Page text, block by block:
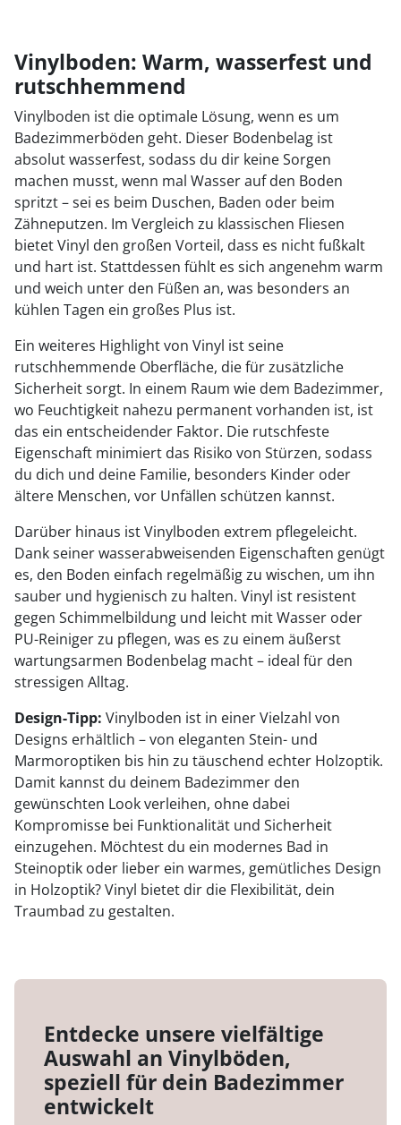
Vinylboden: Warm, wasserfest und
rutschhemmend
Vinylboden ist die optimale Lösung, wenn es um
Badezimmerböden geht. Dieser Bodenbelag ist
absolut wasserfest, sodass du dir keine Sorgen
machen musst, wenn mal Wasser auf den Boden
spritzt – sei es beim Duschen, Baden oder beim
Zähneputzen. Im Vergleich zu klassischen Fliesen
bietet Vinyl den großen Vorteil, dass es nicht fußkalt
und hart ist. Stattdessen fühlt es sich angenehm warm
und weich unter den Füßen an, was besonders an
kühlen Tagen ein großes Plus ist.
Ein weiteres Highlight von Vinyl ist seine
rutschhemmende Oberfläche, die für zusätzliche
Sicherheit sorgt. In einem Raum wie dem Badezimmer,
wo Feuchtigkeit nahezu permanent vorhanden ist, ist
das ein entscheidender Faktor. Die rutschfeste
Eigenschaft minimiert das Risiko von Stürzen, sodass
du dich und deine Familie, besonders Kinder oder
ältere Menschen, vor Unfällen schützen kannst.
Darüber hinaus ist Vinylboden extrem pflegeleicht.
Dank seiner wasserabweisenden Eigenschaften genügt
es, den Boden einfach regelmäßig zu wischen, um ihn
sauber und hygienisch zu halten. Vinyl ist resistent
gegen Schimmelbildung und leicht mit Wasser oder
PU-Reiniger zu pflegen, was es zu einem äußerst
wartungsarmen Bodenbelag macht – ideal für den
stressigen Alltag.
Design-Tipp: Vinylboden ist in einer Vielzahl von
Designs erhältlich – von eleganten Stein- und
Marmoroptiken bis hin zu täuschend echter Holzoptik.
Damit kannst du deinem Badezimmer den
gewünschten Look verleihen, ohne dabei
Kompromisse bei Funktionalität und Sicherheit
einzugehen. Möchtest du ein modernes Bad in
Steinoptik oder lieber ein warmes, gemütliches Design
in Holzoptik? Vinyl bietet dir die Flexibilität, dein
Traumbad zu gestalten.
Entdecke unsere vielfältige
Auswahl an Vinylböden,
speziell für dein Badezimmer
entwickelt